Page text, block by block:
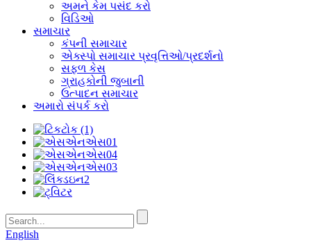
અમને કેમ પસંદ કરો
વિડિઓ
સમાચાર
કંપની સમાચાર
એક્સ્પો સમાચાર પ્રવૃત્તિઓ/પ્રદર્શનો
સફળ કેસ
ગ્રાહકોની જુબાની
ઉત્પાદન સમાચાર
અમારો સંપર્ક કરો
English